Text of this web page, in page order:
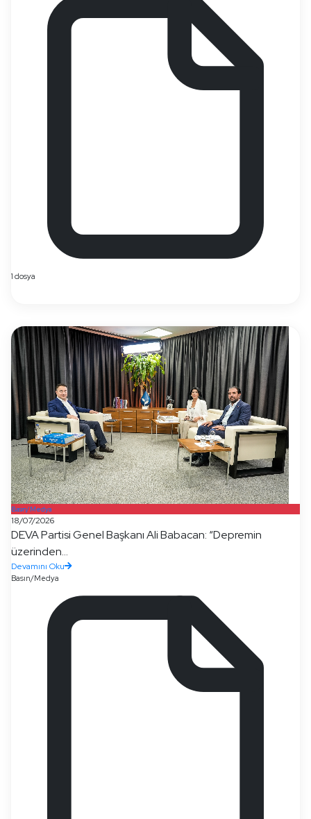
1 dosya
Basın/Medya
18/07/2026
DEVA Partisi Genel Başkanı Ali Babacan: “Depremin
üzerinden...
Devamını Oku
Basın/Medya